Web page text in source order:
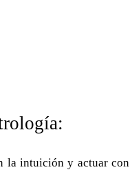
la intuición y actuar con